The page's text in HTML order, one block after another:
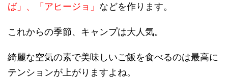
ば」、「アヒージョ」 などを作ります。
これからの季節、キャンプは大人気。
綺麗な空気の素で美味しいご飯を食べるのは最高に
テンションが上がりますよね。